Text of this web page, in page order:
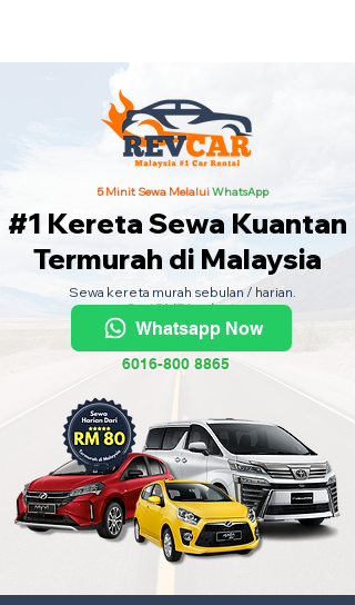
5 Minit Sewa MelaluiWhatsApp
#1 Kereta Sewa Kuantan
Termurah di Malaysia
Sewa kereta murah sebulan / harian.
Dari RM70 sehari.
Whatsapp Now
6016-800 8865